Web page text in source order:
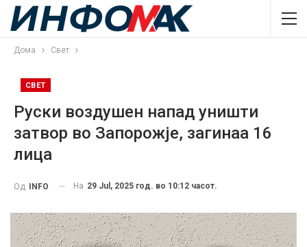
Дома Свет
СВЕТ
Руски воздушен напад уништи
затвор во Запорожје, загинаа 16
лица
Од INFO На 29 Jul, 2025 год. во 10:12 часот.